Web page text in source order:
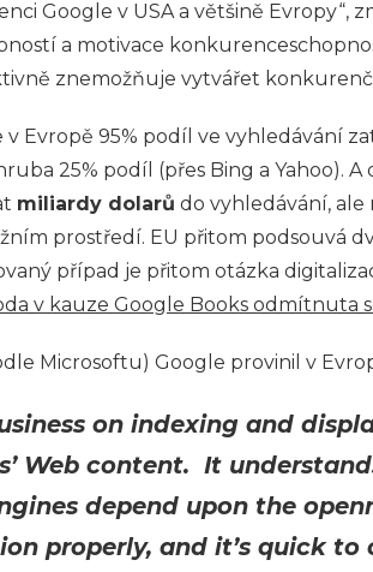
Google v USA a většině Evropy“,
a motivace
znemožňuje vytvářet
Evropě 95% podíl ve vyhledávání
25% podíl (přes Bing a Yahoo). A
miliardy dolarů do vyhledávání,
prostředí. EU přitom podsouvá
případ je přitom otázka
v kauze Google Books odmítnuta
Microsoftu) Google provinil v
on indexing and
Web content. It
depend upon the
properly, and it’s quick to